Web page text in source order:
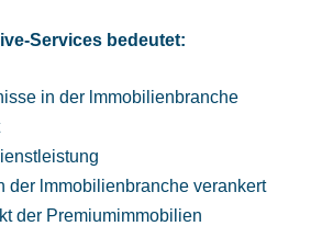
Services bedeutet:
in der lmmobilienbranche
der lmmobilienbranche verankert
der Premiumimmobilien